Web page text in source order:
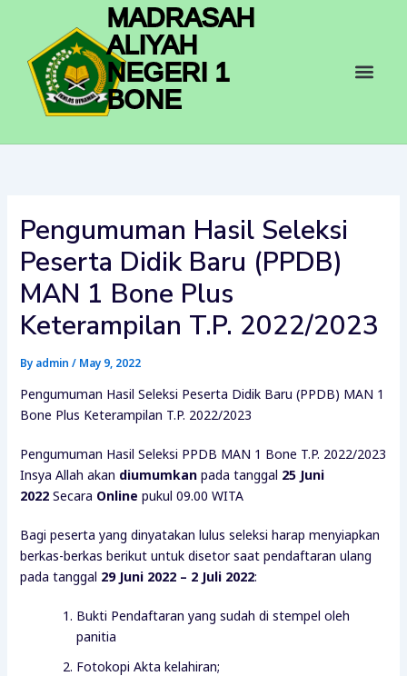
content
MADRASAH
ALIYAH
NEGERI 1
BONE
Pengumuman Hasil Seleksi
Peserta Didik Baru (PPDB)
MAN 1 Bone Plus
Keterampilan T.P. 2022/2023
By admin / May 9, 2022
Pengumuman Hasil Seleksi Peserta Didik Baru (PPDB) MAN 1
Bone Plus Keterampilan T.P. 2022/2023
Pengumuman Hasil Seleksi PPDB MAN 1 Bone T.P. 2022/2023
Insya Allah akan diumumkanpada tanggal 25 Juni
2022Secara Online pukul 09.00 WITA
Bagi peserta yang dinyatakan lulus seleksi harap menyiapkan
berkas-berkas berikut untuk disetor saat pendaftaran ulang
pada tanggal 29 Juni 2022 – 2 Juli 2022:
Bukti Pendaftaran yang sudah di stempel oleh
panitia
Fotokopi Akta kelahiran;